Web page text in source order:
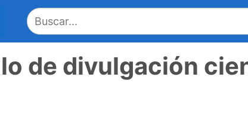
de divulgación